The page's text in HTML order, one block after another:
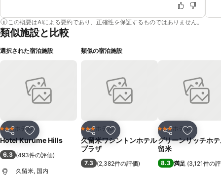
この概要はAIによる要約であり、正確性を保証するものではありません。
類似施設と比較
選択された宿泊施設
シェア お気に入りに追加
3 ホテルのランク
ホテル
Hotel Kurume Hills
6.3 (493件の評価)
久留米, 国内
類似の宿泊施設
シェア お気に入りに追加
3 ホテルのランク
ホテル
久留米ワシントンホテル
プラザ
7.3 (2,382件の評価)
シェア お気に入
3 ホテルのランク
ホテル
グリーンリッチホ
留米
8.3 満足 (3,121件の